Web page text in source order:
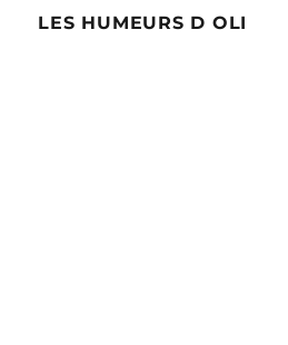
LES HUMEURS D OLI